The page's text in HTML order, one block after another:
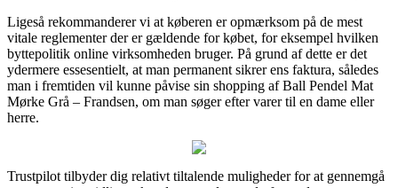
Ligeså rekommanderer vi at køberen er opmærksom på de mest
vitale reglementer der er gældende for købet, for eksempel hvilken
byttepolitik online virksomheden bruger. På grund af dette er det
ydermere essesentielt, at man permanent sikrer ens faktura, således
man i fremtiden vil kunne påvise sin shopping af Ball Pendel Mat
Mørke Grå – Frandsen, om man søger efter varer til en dame eller
herre.
Trustpilot tilbyder dig relativt tiltalende muligheder for at gennemgå